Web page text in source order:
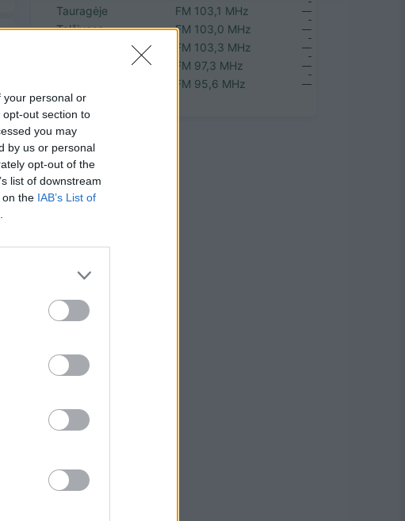
your personal or
out section to
you may
by us or personal
opt-out of the
list of downstream
on the IAB’s List of
Tauragėje
FM 103,1 MHz
Telšiuose
FM 103,0 MHz
FM 103,3 MHz
FM 97,3 MHz
FM 95,6 MHz